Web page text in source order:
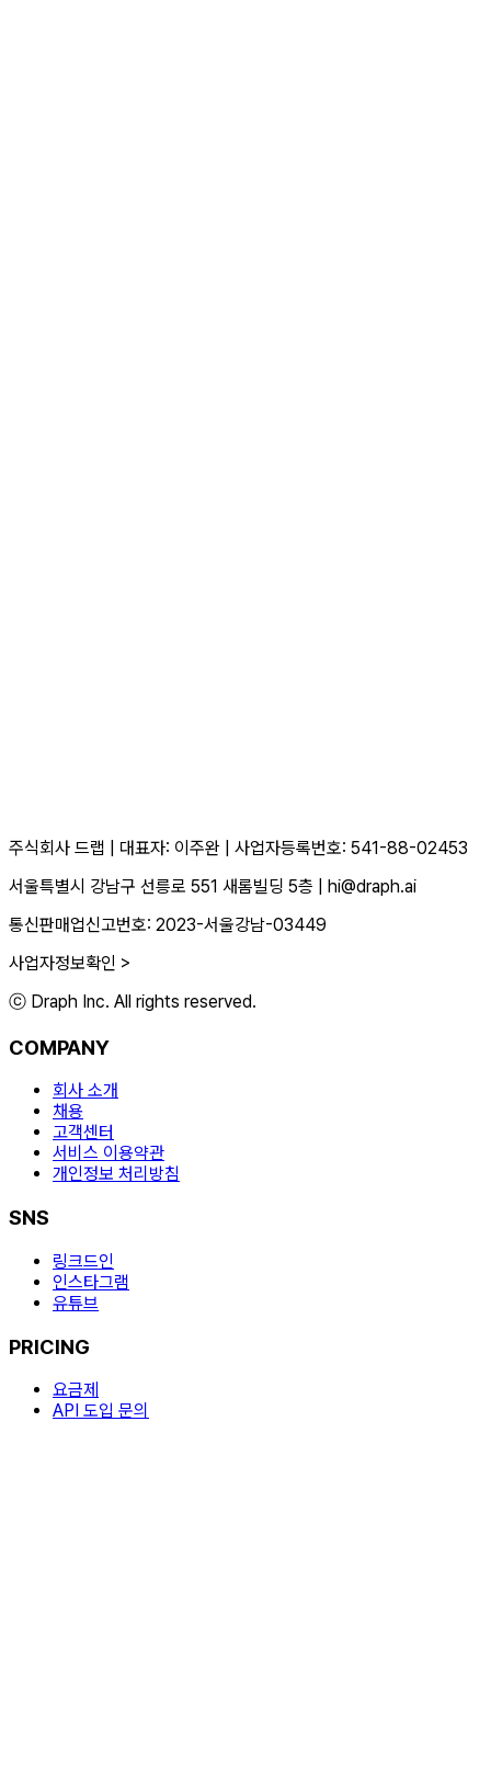
주식회사 드랩 대표자: 이주완
사업자등록번호: 541-88-02453
서울특별시 강남구 선릉로 551 새롬빌딩 5층
hi@draph.ai
통신판매업신고번호: 2023-서울강남-03449
사업자정보확인 >
ⓒ Draph Inc. All rights reserved.
COMPANY
회사 소개
채용
고객센터
서비스 이용약관
개인정보 처리방침
SNS
링크드인
인스타그램
유튜브
PRICING
요금제
API 도입 문의